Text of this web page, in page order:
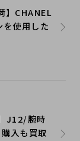
】CHANEL
使用した
J12/腕時
入も買取